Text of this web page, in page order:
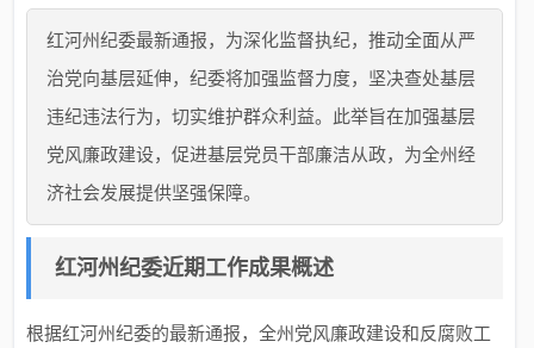
红河州纪委最新通报，为深化监督执纪，推动全面从严
治党向基层延伸，纪委将加强监督力度，坚决查处基层
违纪违法行为，切实维护群众利益。此举旨在加强基层
党风廉政建设，促进基层党员干部廉洁从政，为全州经
济社会发展提供坚强保障。
红河州纪委近期工作成果概述
根据红河州纪委的最新通报，全州党风廉政建设和反腐败工